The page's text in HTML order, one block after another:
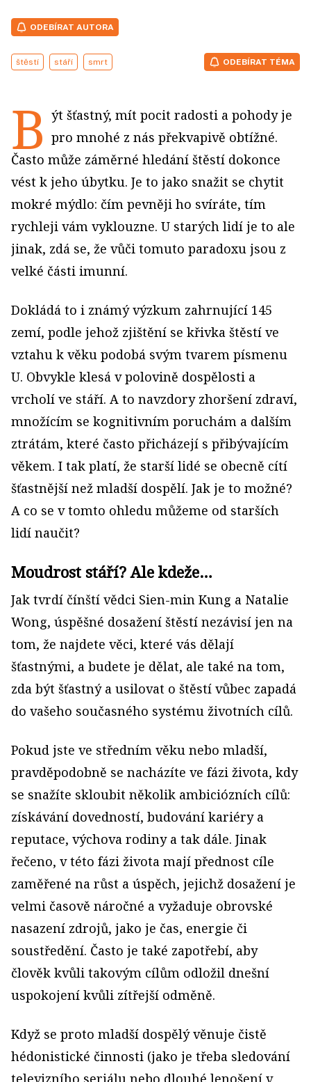
ODEBÍRAT AUTORA
štěstí stáří smrt ODEBÍRAT TÉMA
B ýt šťastný, mít pocit radosti a pohody je
pro mnohé z nás překvapivě obtížné.
Často může záměrné hledání štěstí dokonce
vést k jeho úbytku. Je to jako snažit se chytit
mokré mýdlo: čím pevněji ho svíráte, tím
rychleji vám vyklouzne. U starých lidí je to ale
jinak, zdá se, že vůči tomuto paradoxu jsou z
velké části imunní.
Dokládá to i známý výzkum zahrnující 145
zemí, podle jehož zjištění se křivka štěstí ve
vztahu k věku podobá svým tvarem písmenu
U. Obvykle klesá v polovině dospělosti a
vrcholí ve stáří. A to navzdory zhoršení zdraví,
množícím se kognitivním poruchám a dalším
ztrátám, které často přicházejí s přibývajícím
věkem. I tak platí, že starší lidé se obecně cítí
šťastnější než mladší dospělí. Jak je to možné?
A co se v tomto ohledu můžeme od starších
lidí naučit?
Moudrost stáří? Ale kdeže…
Jak tvrdí čínští vědci Sien-min Kung a Natalie
Wong, úspěšné dosažení štěstí nezávisí jen na
tom, že najdete věci, které vás dělají
šťastnými, a budete je dělat, ale také na tom,
zda být šťastný a usilovat o štěstí vůbec zapadá
do vašeho současného systému životních cílů.
Pokud jste ve středním věku nebo mladší,
pravděpodobně se nacházíte ve fázi života, kdy
se snažíte skloubit několik ambiciózních cílů:
získávání dovedností, budování kariéry a
reputace, výchova rodiny a tak dále. Jinak
řečeno, v této fázi života mají přednost cíle
zaměřené na růst a úspěch, jejichž dosažení je
velmi časově náročné a vyžaduje obrovské
nasazení zdrojů, jako je čas, energie či
soustředění. Často je také zapotřebí, aby
člověk kvůli takovým cílům odložil dnešní
uspokojení kvůli zítřejší odměně.
Když se proto mladší dospělý věnuje čistě
hédonistické činnosti (jako je třeba sledování
televizního seriálu nebo dlouhé lenošení v